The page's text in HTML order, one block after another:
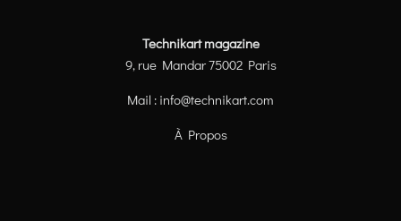
Technikart magazine
9, rue Mandar 75002 Paris
Mail : info@technikart.com
À Propos